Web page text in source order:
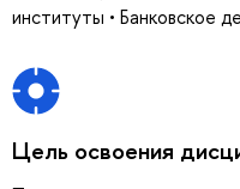
институты • Банковское
Цель освоения